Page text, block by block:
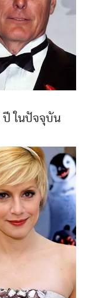
ปี ในปัจจุบัน